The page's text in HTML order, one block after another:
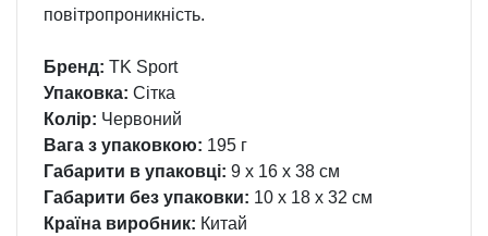
повітропроникність.
Бренд: TK Sport
Упаковка: Сітка
Колір: Червоний
Вага з упаковкою: 195 г
Габарити в упаковці: 9 x 16 x 38 см
Габарити без упаковки: 10 x 18 x 32 см
Країна виробник: Китай